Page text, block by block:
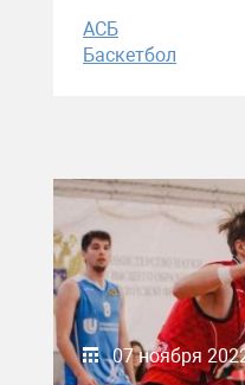
АСБ
Баскетбол
07 ноября